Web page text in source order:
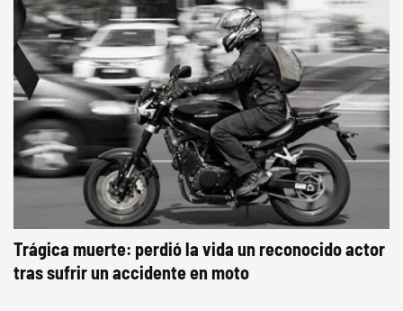
Trágica muerte: perdió la vida un reconocido actor
tras sufrir un accidente en moto